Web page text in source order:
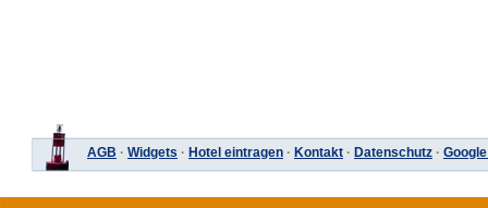
AGB · Widgets · Hotel eintragen · Kontakt · Datenschutz ·